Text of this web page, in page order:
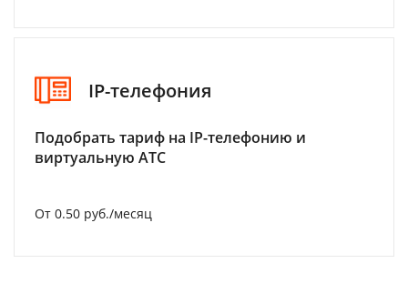
IP-телефония
Подобрать тариф на IP-телефонию и
виртуальную АТС
От 0.50 руб./месяц